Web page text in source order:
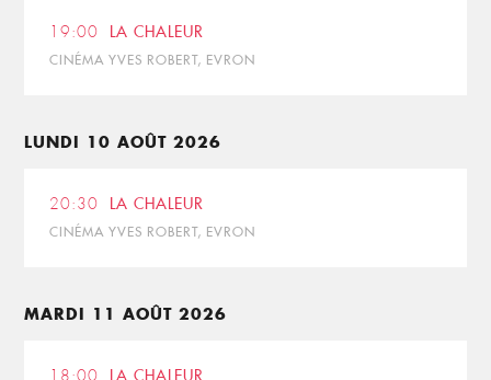
19:00 LA CHALEUR
CINÉMA YVES ROBERT, EVRON
LUNDI 10 AOÛT 2026
20:30 LA CHALEUR
CINÉMA YVES ROBERT, EVRON
MARDI 11 AOÛT 2026
18:00 LA CHALEUR